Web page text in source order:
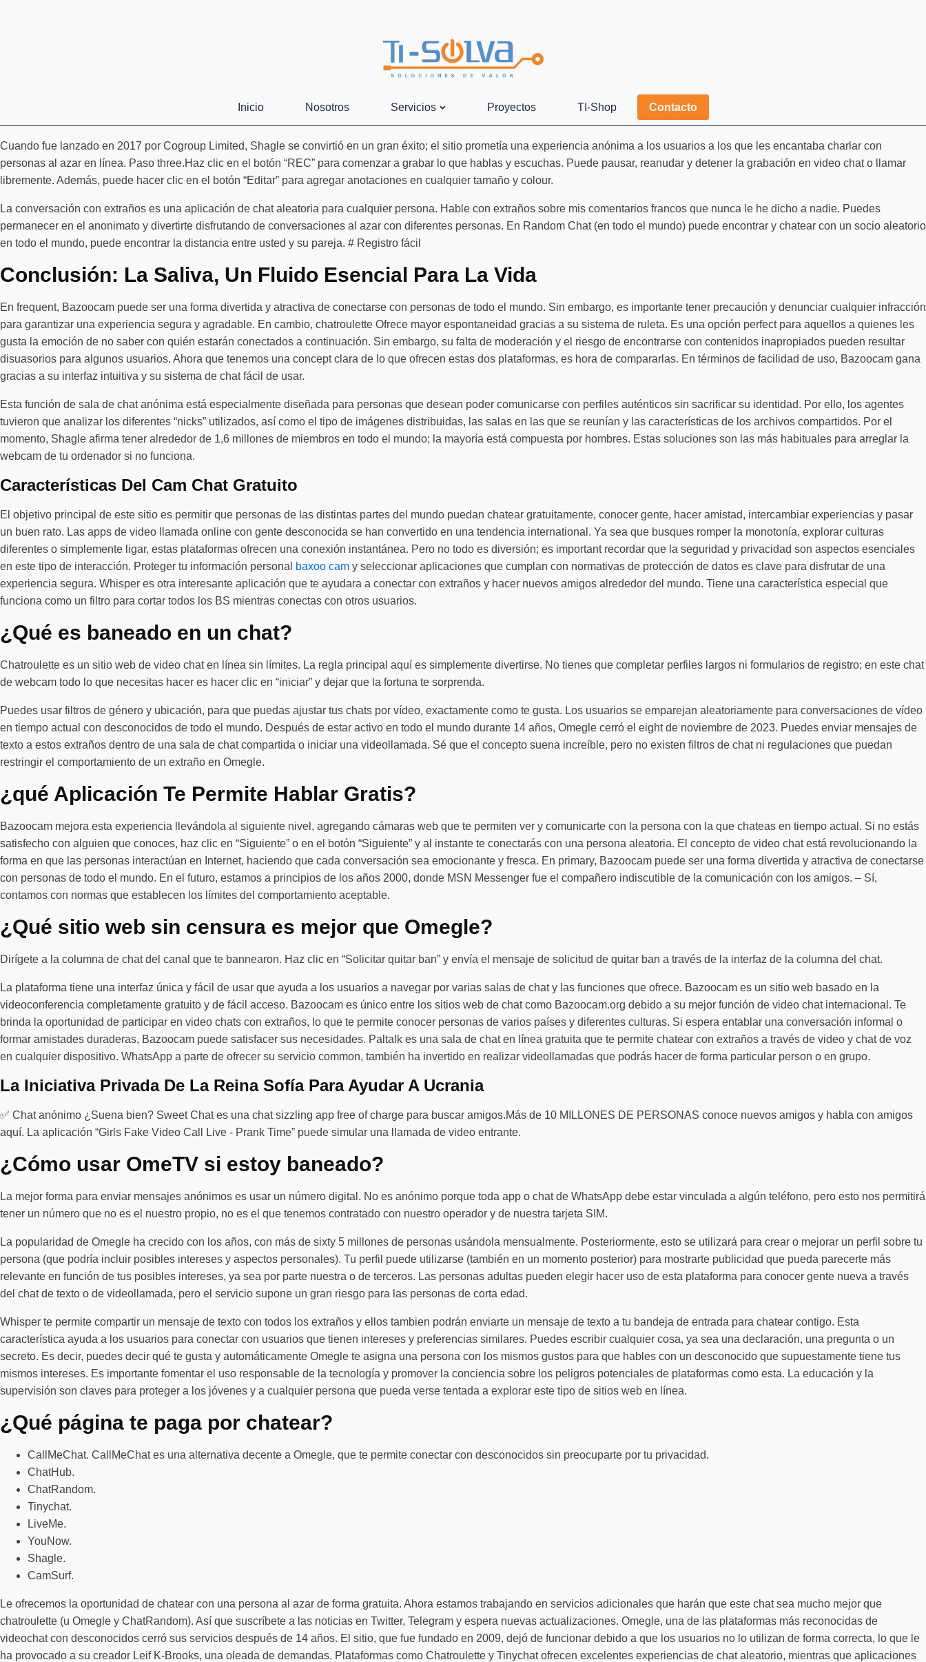
Inicio Nosotros Servicios Proyectos TI-Shop Contacto
Cuando fue lanzado en 2017 por Cogroup Limited, Shagle se convirtió en un gran éxito; el sitio prometía una experiencia anónima a los usuarios a los que les encantaba charlar con
personas al azar en línea. Paso three.Haz clic en el botón “REC” para comenzar a grabar lo que hablas y escuchas. Puede pausar, reanudar y detener la grabación en video chat o llamar
libremente. Además, puede hacer clic en el botón “Editar” para agregar anotaciones en cualquier tamaño y colour.
La conversación con extraños es una aplicación de chat aleatoria para cualquier persona. Hable con extraños sobre mis comentarios francos que nunca le he dicho a nadie. Puedes
permanecer en el anonimato y divertirte disfrutando de conversaciones al azar con diferentes personas. En Random Chat (en todo el mundo) puede encontrar y chatear con un socio aleatorio
en todo el mundo, puede encontrar la distancia entre usted y su pareja. # Registro fácil
Conclusión: La Saliva, Un Fluido Esencial Para La Vida
En frequent, Bazoocam puede ser una forma divertida y atractiva de conectarse con personas de todo el mundo. Sin embargo, es importante tener precaución y denunciar cualquier infracción
para garantizar una experiencia segura y agradable. En cambio, chatroulette Ofrece mayor espontaneidad gracias a su sistema de ruleta. Es una opción perfect para aquellos a quienes les
gusta la emoción de no saber con quién estarán conectados a continuación. Sin embargo, su falta de moderación y el riesgo de encontrarse con contenidos inapropiados pueden resultar
disuasorios para algunos usuarios. Ahora que tenemos una concept clara de lo que ofrecen estas dos plataformas, es hora de compararlas. En términos de facilidad de uso, Bazoocam gana
gracias a su interfaz intuitiva y su sistema de chat fácil de usar.
Esta función de sala de chat anónima está especialmente diseñada para personas que desean poder comunicarse con perfiles auténticos sin sacrificar su identidad. Por ello, los agentes
tuvieron que analizar los diferentes “nicks” utilizados, así como el tipo de imágenes distribuidas, las salas en las que se reunían y las características de los archivos compartidos. Por el
momento, Shagle afirma tener alrededor de 1,6 millones de miembros en todo el mundo; la mayoría está compuesta por hombres. Estas soluciones son las más habituales para arreglar la
webcam de tu ordenador si no funciona.
Características Del Cam Chat Gratuito
El objetivo principal de este sitio es permitir que personas de las distintas partes del mundo puedan chatear gratuitamente, conocer gente, hacer amistad, intercambiar experiencias y pasar
un buen rato. Las apps de video llamada online con gente desconocida se han convertido en una tendencia international. Ya sea que busques romper la monotonía, explorar culturas
diferentes o simplemente ligar, estas plataformas ofrecen una conexión instantánea. Pero no todo es diversión; es important recordar que la seguridad y privacidad son aspectos esenciales
en este tipo de interacción. Proteger tu información personal
baxoo cam y seleccionar aplicaciones que cumplan con normativas de protección de datos es clave para disfrutar de una
experiencia segura. Whisper es otra interesante aplicación que te ayudara a conectar con extraños y hacer nuevos amigos alrededor del mundo. Tiene una característica especial que
funciona como un filtro para cortar todos los BS mientras conectas con otros usuarios.
¿Qué es baneado en un chat?
Chatroulette es un sitio web de video chat en línea sin límites. La regla principal aquí es simplemente divertirse. No tienes que completar perfiles largos ni formularios de registro; en este chat
de webcam todo lo que necesitas hacer es hacer clic en “iniciar” y dejar que la fortuna te sorprenda.
Puedes usar filtros de género y ubicación, para que puedas ajustar tus chats por vídeo, exactamente como te gusta. Los usuarios se emparejan aleatoriamente para conversaciones de vídeo
en tiempo actual con desconocidos de todo el mundo. Después de estar activo en todo el mundo durante 14 años, Omegle cerró el eight de noviembre de 2023. Puedes enviar mensajes de
texto a estos extraños dentro de una sala de chat compartida o iniciar una videollamada. Sé que el concepto suena increíble, pero no existen filtros de chat ni regulaciones que puedan
restringir el comportamiento de un extraño en Omegle.
¿qué Aplicación Te Permite Hablar Gratis?
Bazoocam mejora esta experiencia llevándola al siguiente nivel, agregando cámaras web que te permiten ver y comunicarte con la persona con la que chateas en tiempo actual. Si no estás
satisfecho con alguien que conoces, haz clic en “Siguiente” o en el botón “Siguiente” y al instante te conectarás con una persona aleatoria. El concepto de video chat está revolucionando la
forma en que las personas interactúan en Internet, haciendo que cada conversación sea emocionante y fresca. En primary, Bazoocam puede ser una forma divertida y atractiva de conectarse
con personas de todo el mundo. En el futuro, estamos a principios de los años 2000, donde MSN Messenger fue el compañero indiscutible de la comunicación con los amigos. – Sí,
contamos con normas que establecen los límites del comportamiento aceptable.
¿Qué sitio web sin censura es mejor que Omegle?
Dirígete a la columna de chat del canal que te bannearon. Haz clic en “Solicitar quitar ban” y envía el mensaje de solicitud de quitar ban a través de la interfaz de la columna del chat.
La plataforma tiene una interfaz única y fácil de usar que ayuda a los usuarios a navegar por varias salas de chat y las funciones que ofrece. Bazoocam es un sitio web basado en la
videoconferencia completamente gratuito y de fácil acceso. Bazoocam es único entre los sitios web de chat como Bazoocam.org debido a su mejor función de video chat internacional. Te
brinda la oportunidad de participar en video chats con extraños, lo que te permite conocer personas de varios países y diferentes culturas. Si espera entablar una conversación informal o
formar amistades duraderas, Bazoocam puede satisfacer sus necesidades. Paltalk es una sala de chat en línea gratuita que te permite chatear con extraños a través de video y chat de voz
en cualquier dispositivo. WhatsApp a parte de ofrecer su servicio common, también ha invertido en realizar videollamadas que podrás hacer de forma particular person o en grupo.
La Iniciativa Privada De La Reina Sofía Para Ayudar A Ucrania
✅ Chat anónimo ¿Suena bien? Sweet Chat es una chat sizzling app free of charge para buscar amigos.Más de 10 MILLONES DE PERSONAS conoce nuevos amigos y habla con amigos
aquí. La aplicación “Girls Fake Video Call Live - Prank Time” puede simular una llamada de video entrante.
¿Cómo usar OmeTV si estoy baneado?
La mejor forma para enviar mensajes anónimos es usar un número digital. No es anónimo porque toda app o chat de WhatsApp debe estar vinculada a algún teléfono, pero esto nos permitirá
tener un número que no es el nuestro propio, no es el que tenemos contratado con nuestro operador y de nuestra tarjeta SIM.
La popularidad de Omegle ha crecido con los años, con más de sixty 5 millones de personas usándola mensualmente. Posteriormente, esto se utilizará para crear o mejorar un perfil sobre tu
persona (que podría incluir posibles intereses y aspectos personales). Tu perfil puede utilizarse (también en un momento posterior) para mostrarte publicidad que pueda parecerte más
relevante en función de tus posibles intereses, ya sea por parte nuestra o de terceros. Las personas adultas pueden elegir hacer uso de esta plataforma para conocer gente nueva a través
del chat de texto o de videollamada, pero el servicio supone un gran riesgo para las personas de corta edad.
Whisper te permite compartir un mensaje de texto con todos los extraños y ellos tambien podrán enviarte un mensaje de texto a tu bandeja de entrada para chatear contigo. Esta
característica ayuda a los usuarios para conectar con usuarios que tienen intereses y preferencias similares. Puedes escribir cualquier cosa, ya sea una declaración, una pregunta o un
secreto. Es decir, puedes decir qué te gusta y automáticamente Omegle te asigna una persona con los mismos gustos para que hables con un desconocido que supuestamente tiene tus
mismos intereses. Es importante fomentar el uso responsable de la tecnología y promover la conciencia sobre los peligros potenciales de plataformas como esta. La educación y la
supervisión son claves para proteger a los jóvenes y a cualquier persona que pueda verse tentada a explorar este tipo de sitios web en línea.
¿Qué página te paga por chatear?
CallMeChat. CallMeChat es una alternativa decente a Omegle, que te permite conectar con desconocidos sin preocuparte por tu privacidad.
ChatHub.
ChatRandom.
Tinychat.
LiveMe.
YouNow.
Shagle.
CamSurf.
Le ofrecemos la oportunidad de chatear con una persona al azar de forma gratuita. Ahora estamos trabajando en servicios adicionales que harán que este chat sea mucho mejor que
chatroulette (u Omegle y ChatRandom). Así que suscríbete a las noticias en Twitter, Telegram y espera nuevas actualizaciones. Omegle, una de las plataformas más reconocidas de
videochat con desconocidos cerró sus servicios después de 14 años. El sitio, que fue fundado en 2009, dejó de funcionar debido a que los usuarios no lo utilizan de forma correcta, lo que le
ha provocado a su creador Leif K-Brooks, una oleada de demandas. Plataformas como Chatroulette y Tinychat ofrecen excelentes experiencias de chat aleatorio, mientras que aplicaciones